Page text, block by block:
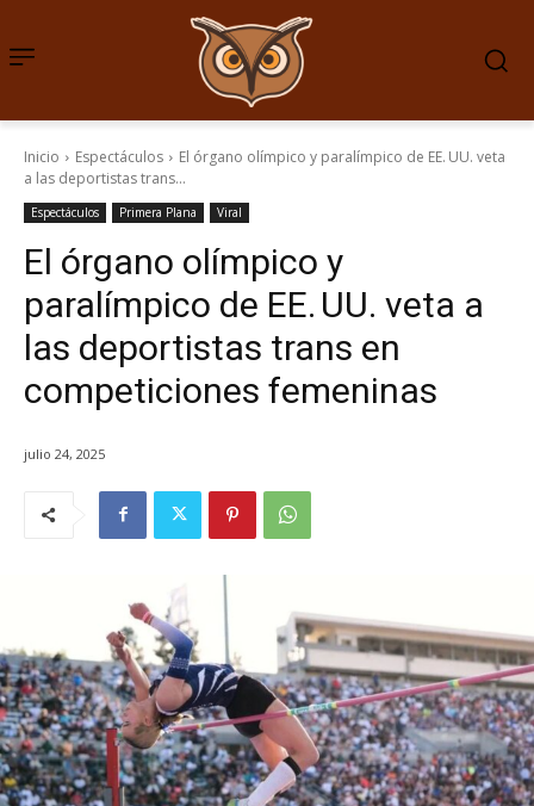
Inicio Espectáculos
El órgano olímpico y paralímpico de EE. UU. veta
a las deportistas trans...
Espectáculos Primera Plana Viral
El órgano olímpico y
paralímpico de EE. UU. veta a
las deportistas trans en
competiciones femeninas
julio 24, 2025